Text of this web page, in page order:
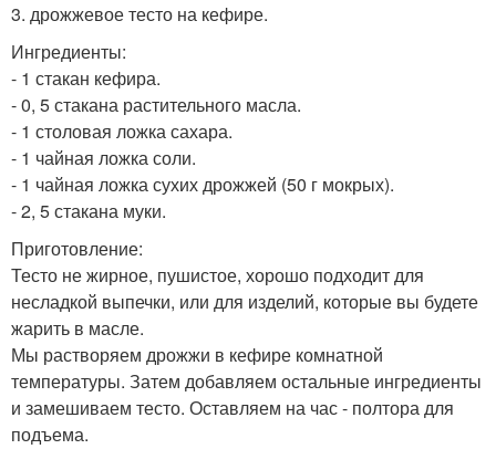
3. дрожжевое тесто на кефире.
Ингредиенты:
- 1 стакан кефира.
- 0, 5 стакана растительного масла.
- 1 столовая ложка сахара.
- 1 чайная ложка соли.
- 1 чайная ложка сухих дрожжей (50 г мокрых).
- 2, 5 стакана муки.
Приготовление:
Тесто не жирное, пушистое, хорошо подходит для
несладкой выпечки, или для изделий, которые вы будете
жарить в масле.
Мы растворяем дрожжи в кефире комнатной
температуры. Затем добавляем остальные ингредиенты
и замешиваем тесто. Оставляем на час - полтора для
подъема.